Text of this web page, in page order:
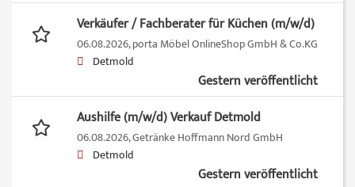
Verkäufer / Fachberater für Küchen (m/w/d)
06.08.2026,porta Möbel OnlineShop GmbH & Co.KG
Detmold
Gestern veröffentlicht
Aushilfe (m/w/d) Verkauf Detmold
06.08.2026,Getränke Hoffmann Nord GmbH
Detmold
Gestern veröffentlicht